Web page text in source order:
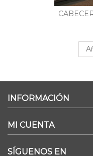
INFORMACIÓN
MI CUENTA
SÍGUENOS EN